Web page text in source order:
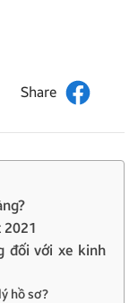
2021
đối với xe kinh
hồ sơ?